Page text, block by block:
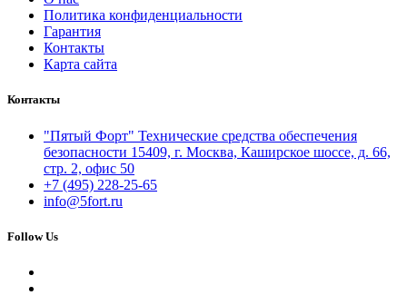
Политика конфиденциальности
Гарантия
Контакты
Карта сайта
Контакты
"Пятый Форт" Технические средства обеспечения
безопасности 15409, г. Москва, Каширское шоссе, д. 66,
стр. 2, офис 50
+7 (495) 228-25-65
info@5fort.ru
Follow Us